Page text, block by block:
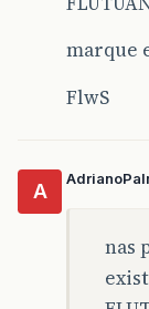
marque
FlwS
A
nas